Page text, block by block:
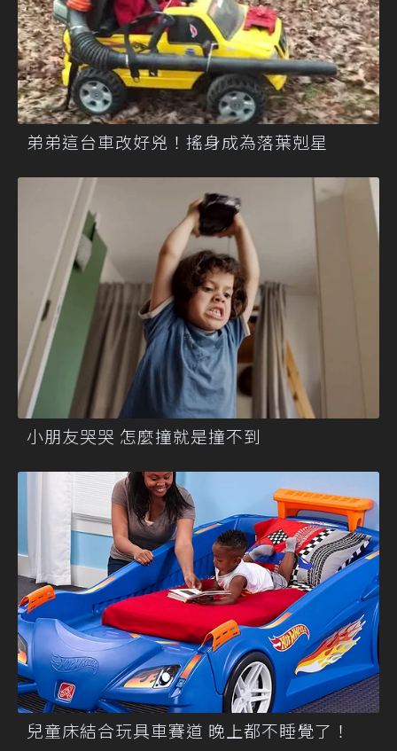
弟弟這台車改好兇！搖身成為落葉剋星
小朋友哭哭 怎麼撞就是撞不到
兒童床結合玩具車賽道 晚上都不睡覺了！